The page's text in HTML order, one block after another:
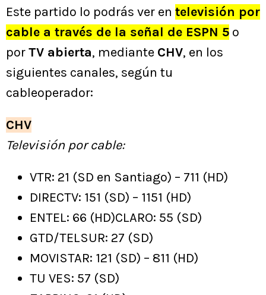
Este partido lo podrás ver en televisión por
cable a través de la señal de ESPN 5 o
porTV abierta, mediante CHV, en los
siguientes canales, según tu
cableoperador:
CHV
Televisión por cable:
VTR: 21 (SD en Santiago) – 711 (HD)
DIRECTV: 151 (SD) – 1151 (HD)
ENTEL: 66 (HD)CLARO: 55 (SD)
GTD/TELSUR: 27 (SD)
MOVISTAR: 121 (SD) – 811 (HD)
TU VES: 57 (SD)